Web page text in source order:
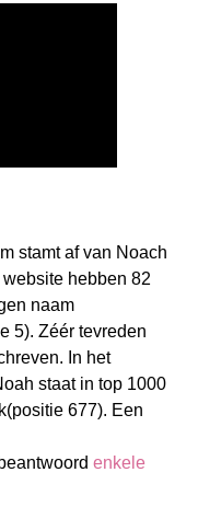
stamt af van Noach
hebben 82
naam
5). Zéér tevreden
In het
staat in top 1000
677). Een
enkele